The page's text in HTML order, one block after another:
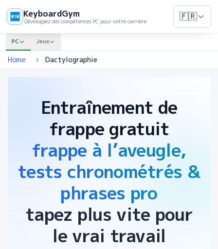
KeyboardGym
Développez des compétences PC pour votre carrière 🇫🇷
PC Jeux
Home Dactylographie
Entraînement de
frappe gratuit
frappe à l’aveugle,
tests chronométrés &
phrases pro
tapez plus vite pour
le vrai travail